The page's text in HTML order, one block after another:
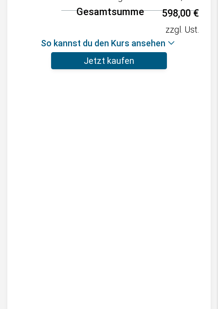
Gesamtsumme 598,00€
zzgl. Ust.
So kannst du den Kurs ansehen
Jetzt kaufen